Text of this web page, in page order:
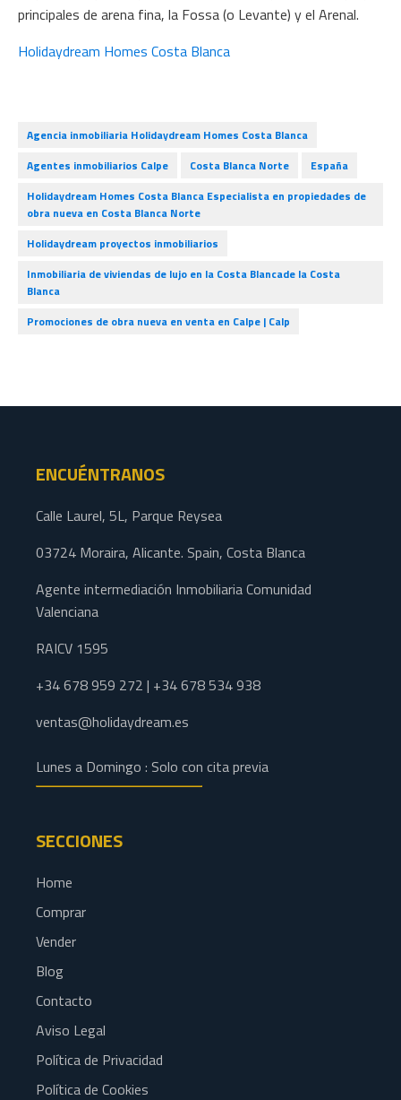
principales de arena fina, la Fossa (o Levante) y el Arenal.
Holidaydream Homes Costa Blanca
Agencia inmobiliaria Holidaydream Homes Costa Blanca
Agentes inmobiliarios Calpe
Costa Blanca Norte
España
Holidaydream Homes Costa Blanca Especialista en propiedades de
obra nueva en Costa Blanca Norte
Holidaydream proyectos inmobiliarios
Inmobiliaria de viviendas de lujo en la Costa Blancade la Costa
Blanca
Promociones de obra nueva en venta en Calpe | Calp
ENCUÉNTRANOS
Calle Laurel, 5L, Parque Reysea
03724 Moraira, Alicante. Spain, Costa Blanca
Agente intermediación Inmobiliaria Comunidad
Valenciana
RAICV 1595
+34 678 959 272 | +34 678 534 938
ventas@holidaydream.es
Lunes a Domingo : Solo con cita previa
SECCIONES
Home
Comprar
Vender
Blog
Contacto
Aviso Legal
Política de Privacidad
Política de Cookies